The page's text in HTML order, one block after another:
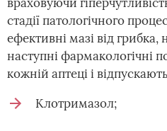
стадії патологічного
ефективні мазі від грибка,
наступні фармакологічні
кожній аптеці і
Клотримазол;